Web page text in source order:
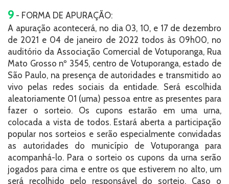
9 - FORMA DE APURAÇÃO:
A apuração acontecerá, no dia 03, 10, e 17 de dezembro
de 2021 e 04 de janeiro de 2022 todos às 09h00, no
auditório da Associação Comercial de Votuporanga, Rua
Mato Grosso nº 3545, centro de Votuporanga, estado de
São Paulo, na presença de autoridades e transmitido ao
vivo pelas redes sociais da entidade. Será escolhida
aleatoriamente 01 (uma) pessoa entre as presentes para
fazer o sorteio. Os cupons estarão em uma urna,
colocada a vista de todos. Estará aberta a participação
popular nos sorteios e serão especialmente convidadas
as autoridades do município de Votuporanga para
acompanhá-lo. Para o sorteio os cupons da urna serão
jogados para cima e entre os que estiverem no alto, um
será recolhido pelo responsável do sorteio. Caso o